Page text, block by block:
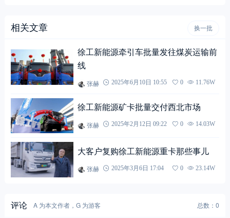
相关文章 换一批
徐工新能源牵引车批量发往煤炭运输前
线
张赫 2025年6月10日 10:55 0 11.76W
徐工新能源矿卡批量交付西北市场
张赫 2025年2月12日 09:22 0 14.03W
大客户复购徐工新能源重卡那些事儿
张赫 2025年3月6日 17:04 0 23.14W
评论 A 为本文作者，G 为游客 总数：0